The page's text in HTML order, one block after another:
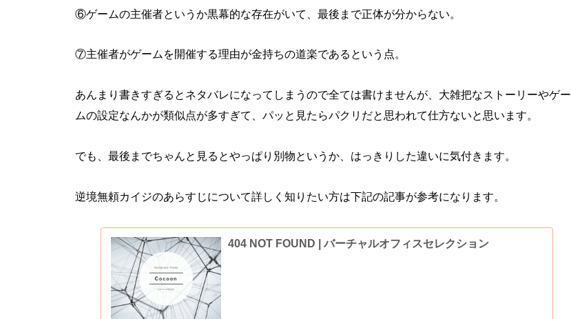
⑥ゲームの主催者というか黒幕的な存在がいて、最後まで正体が分からない。
⑦主催者がゲームを開催する理由が金持ちの道楽であるという点。
あんまり書きすぎるとネタバレになってしまうので全ては書けませんが、大雑把なストーリーやゲー
ムの設定なんかが類似点が多すぎて、パッと見たらパクリだと思われて仕方ないと思います。
でも、最後までちゃんと見るとやっぱり別物というか、はっきりした違いに気付きます。
逆境無頼カイジのあらすじについて詳しく知りたい方は下記の記事が参考になります。
404 NOT FOUND | バーチャルオフィスセレクション